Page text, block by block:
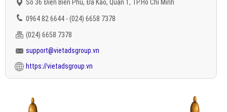
Số 36 Điện Biên Phủ, Đa Kao, Quận 1, TP.Hồ Chí Minh
0964 82 6644 - (024) 6658 7378
(024) 6658 7378
support@vietadsgroup.vn
https://vietadsgroup.vn